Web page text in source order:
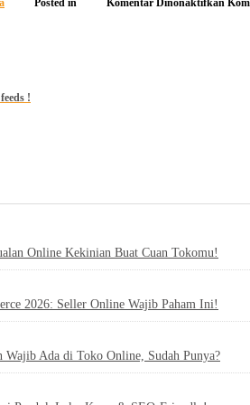
!
Online Kekinian Buat Cuan Tokomu!
2026: Seller Online Wajib Paham Ini!
Wajib Ada di Toko Online, Sudah Punya?